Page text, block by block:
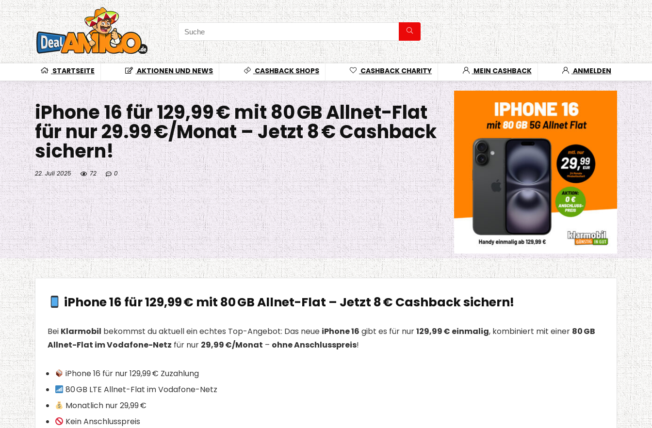
STARTSEITE AKTIONEN UND NEWS CASHBACK SHOPS CASHBACK CHARITY MEIN CASHBACK ANMELDEN
iPhone 16 für 129,99 € mit 80 GB Allnet-Flat
für nur 29.99 €/Monat – Jetzt 8 € Cashback
sichern!
22. Juli 2025 72 0
iPhone 16 für 129,99 € mit 80 GB Allnet-Flat – Jetzt 8 € Cashback sichern!
Bei Klarmobil bekommst du aktuell ein echtes Top-Angebot: Das neue iPhone 16 gibt es für nur129,99 € einmalig, kombiniert mit einer 80 GB
Allnet-Flat im Vodafone-Netz für nur 29,99 €/Monat – ohne Anschlusspreis!
iPhone 16 für nur 129,99 € Zuzahlung
80 GB LTE Allnet-Flat im Vodafone-Netz
Monatlich nur 29,99 €
Kein Anschlusspreis